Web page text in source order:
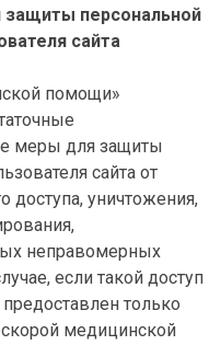
персональной
сайта
помощи»
меры для защиты
сайта от
доступа, уничтожения,
неправомерных
если такой доступ
только
медицинской